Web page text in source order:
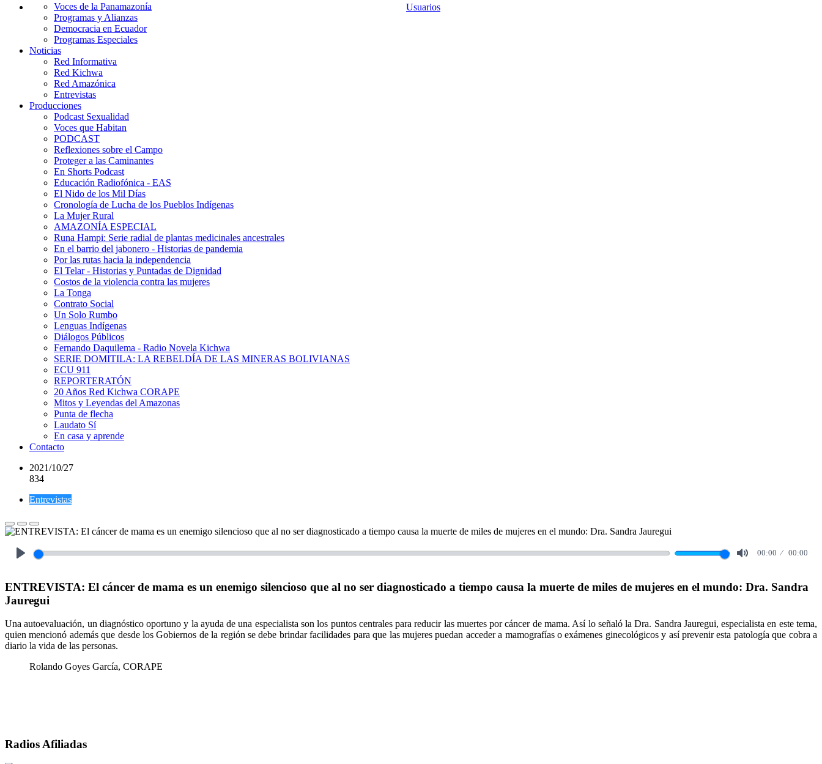
Usuarios
Voces de la Panamazonía
Programas y Alianzas
Democracia en Ecuador
Programas Especiales
Noticias
Red Informativa
Red Kichwa
Red Amazónica
Entrevistas
Producciones
Podcast Sexualidad
Voces que Habitan
PODCAST
Reflexiones sobre el Campo
Proteger a las Caminantes
En Shorts Podcast
Educación Radiofónica - EAS
El Nido de los Mil Días
Cronología de Lucha de los Pueblos Indígenas
La Mujer Rural
AMAZONÍA ESPECIAL
Runa Hampi: Serie radial de plantas medicinales ancestrales
En el barrio del jabonero - Historias de pandemia
Por las rutas hacia la independencia
El Telar - Historias y Puntadas de Dignidad
Costos de la violencia contra las mujeres
La Tonga
Contrato Social
Un Solo Rumbo
Lenguas Indígenas
Diálogos Públicos
Fernando Daquilema - Radio Novela Kichwa
SERIE DOMITILA: LA REBELDÍA DE LAS MINERAS BOLIVIANAS
ECU 911
REPORTERATÓN
20 Años Red Kichwa CORAPE
Mitos y Leyendas del Amazonas
Punta de flecha
Laudato Sí
En casa y aprende
Contacto
2021/10/27
834
Entrevistas
00:00 00:00
ENTREVISTA: El cáncer de mama es un enemigo silencioso que al no ser diagnosticado a tiempo causa la muerte de miles de mujeres en el mundo: Dra. Sandra
Jauregui
Una autoevaluación, un diagnóstico oportuno y la ayuda de una especialista son los puntos centrales para reducir las muertes por cáncer de mama. Así lo señaló la Dra. Sandra Jauregui, especialista en este tema,
quien mencionó además que desde los Gobiernos de la región se debe brindar facilidades para que las mujeres puedan acceder a mamografías o exámenes ginecológicos y así prevenir esta patología que cobra a
diario la vida de las personas.
Rolando Goyes García, CORAPE
Radios Afiliadas